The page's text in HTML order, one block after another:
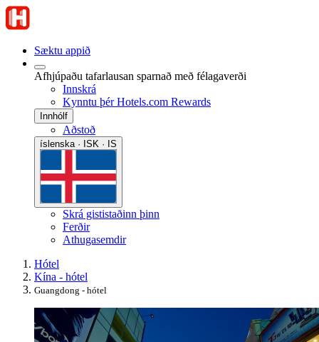
Sæktu appið
Afhjúpaðu tafarlausan sparnað með félagaverði
Innskrá
Kynntu þér Hotels.com Rewards
Innhólf
Aðstoð
íslenska · ISK · IS
Skrá gististaðinn þinn
Ferðir
Athugasemdir
Hótel
Kína - hótel
Guangdong - hótel